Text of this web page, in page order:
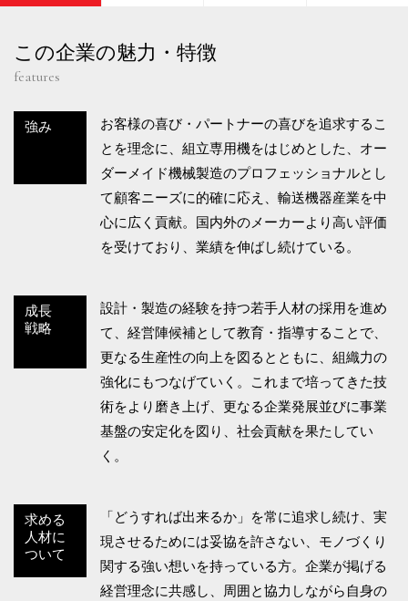
この企業の魅力・特徴
features
強み
お客様の喜び・パートナーの喜びを追求するこ
とを理念に、組立専用機をはじめとした、オー
ダーメイド機械製造のプロフェッショナルとし
て顧客ニーズに的確に応え、輸送機器産業を中
心に広く貢献。国内外のメーカーより高い評価
を受けており、業績を伸ばし続けている。
成長
戦略
設計・製造の経験を持つ若手人材の採用を進め
て、経営陣候補として教育・指導することで、
更なる生産性の向上を図るとともに、組織力の
強化にもつなげていく。これまで培ってきた技
術をより磨き上げ、更なる企業発展並びに事業
基盤の安定化を図り、社会貢献を果たしてい
く。
求める
人材に
ついて
「どうすれば出来るか」を常に追求し続け、実
現させるためには妥協を許さない、モノづくり
関する強い想いを持っている方。企業が掲げる
経営理念に共感し、周囲と協力しながら自身の